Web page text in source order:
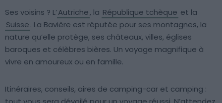
Ses voisins ? L’Autriche, la République tchèque et la
Suisse. La Bavière est réputée pour ses montagnes, la
nature qu’elle protège, ses châteaux, villes, églises
baroques et célèbres bières. Un voyage magnifique à
vivre en amoureux ou en famille.
Itinéraires, conseils, aires de camping-car et camping :